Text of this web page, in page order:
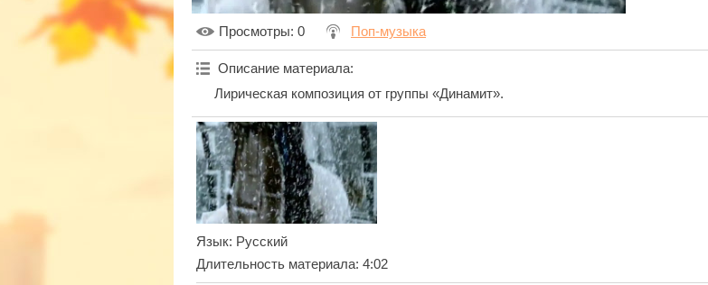
Просмотры: 0 Поп-музыка
Описание материала:
Лирическая композиция от группы «Динамит».
Язык: Русский
Длительность материала: 4:02